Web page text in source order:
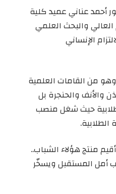
أحمد عناني عميد كلية
والبحث العلمي
الإنساني
من القامات العلمية
والأنف والحنجرة بل
حيث شغل منصب
منتج هؤلاء الشباب..
أمل المستقبل ويسخّر